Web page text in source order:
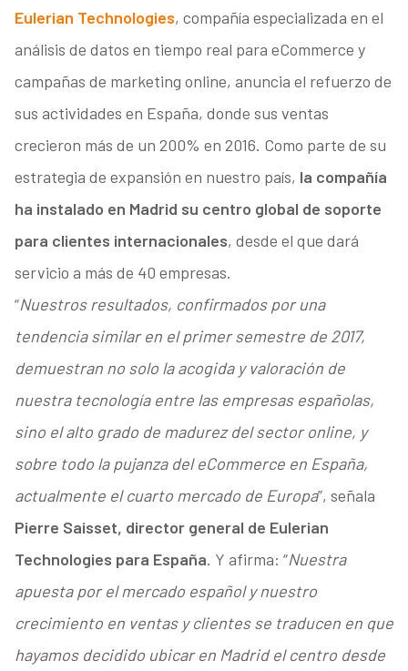
Eulerian Technologies, compañía especializada en el
análisis de datos en tiempo real para eCommerce y
campañas de marketing online, anuncia el refuerzo de
sus actividades en España, donde sus ventas
crecieron más de un 200% en 2016. Como parte de su
estrategia de expansión en nuestro país, la compañía
ha instalado en Madrid su centro global de soporte
para clientes internacionales, desde el que dará
servicio a más de 40 empresas.
“Nuestros resultados, confirmados por una
tendencia similar en el primer semestre de 2017,
demuestran no solo la acogida y valoración de
nuestra tecnología entre las empresas españolas,
sino el alto grado de madurez del sector online, y
sobre todo la pujanza del eCommerce en España,
actualmente el cuarto mercado de Europa”, señala
Pierre Saisset, director general de Eulerian
Technologies para España. Y afirma: “Nuestra
apuesta por el mercado español y nuestro
crecimiento en ventas y clientes se traducen en que
hayamos decidido ubicar en Madrid el centro desde